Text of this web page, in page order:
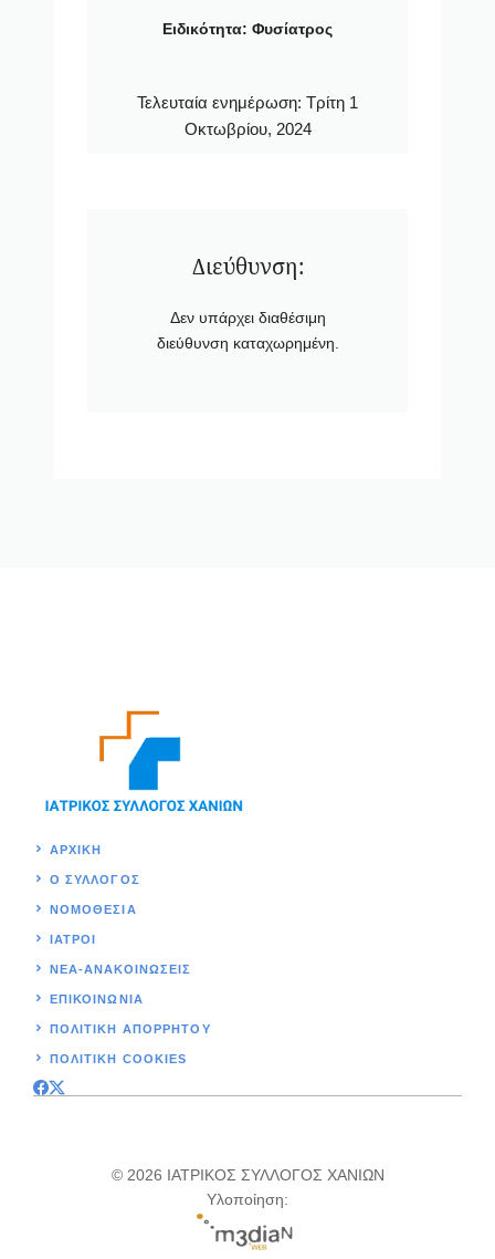
Ειδικότητα: Φυσίατρος
Τελευταία ενημέρωση: Τρίτη 1
Οκτωβρίου, 2024
Διεύθυνση:
Δεν υπάρχει διαθέσιμη
διεύθυνση καταχωρημένη.
ΑΡΧΙΚΉ
Ο ΣΥΛΛΟΓΟΣ
ΝΟΜΟΘΕΣΊΑ
ΙΑΤΡΟΙ
ΝΕΑ-ΑΝΑΚΟΙΝΩΣΕΙΣ
ΕΠΙΚΟΙΝΩΝΊΑ
ΠΟΛΙΤΙΚΉ ΑΠΟΡΡΗΤΟΥ
ΠΟΛΙΤΙΚΗ COOKIES
© 2026 ΙΑΤΡΙΚΟΣ ΣΥΛΛΟΓΟΣ ΧΑΝΙΩΝ
Υλοποίηση: